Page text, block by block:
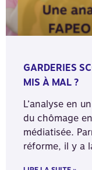
GARDERIES
MIS À MAL ?
L’analyse en
du chômage
médiatisée.
réforme, il y a